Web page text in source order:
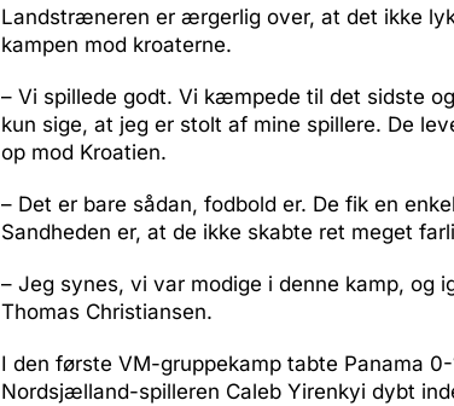
Landstræneren er ærgerlig over, at det ikke
kampen mod kroaterne.
– Vi spillede godt. Vi kæmpede til det sidste
kun sige, at jeg er stolt af mine spillere. De
op mod Kroatien.
– Det er bare sådan, fodbold er. De fik en
Sandheden er, at de ikke skabte ret meget
– Jeg synes, vi var modige i denne kamp, og
Thomas Christiansen.
I den første VM-gruppekamp tabte Panama
Nordsjælland-spilleren Caleb Yirenkyi dybt